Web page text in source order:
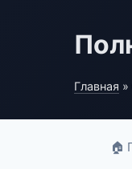
Главная »
🏠